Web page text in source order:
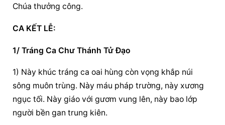
Chúa thưởng công.
CA KẾT LỄ:
1/ Tráng Ca Chư Thánh Tử Đạo
1) Này khúc tráng ca oai hùng còn vọng khắp núi
sông muôn trùng. Này máu pháp trường, này xương
ngục tối. Này giáo với gươm vung lên, này bao lớp
người bền gan trung kiên.